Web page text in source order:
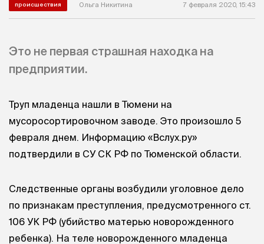
происшествия Ольга Никитина 7 февраля 2020, 15:43
Это не первая страшная находка на
предприятии.
Труп младенца нашли в Тюмени на
мусоросортировочном заводе. Это произошло 5
февраля днем. Информацию «Вслух.ру»
подтвердили в СУ СК РФ по Тюменской области.
Следственные органы возбудили уголовное дело
по признакам преступления, предусмотренного ст.
106 УК РФ (убийство матерью новорожденного
ребенка). На теле новорожденного младенца